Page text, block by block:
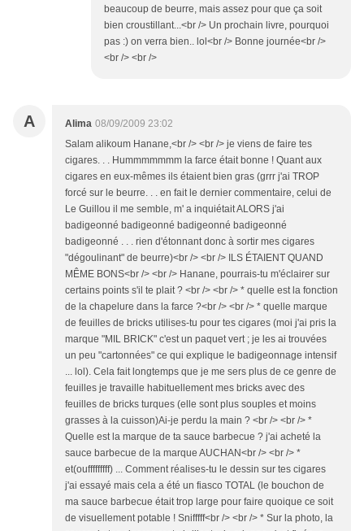
beaucoup de beurre, mais assez pour que ça soit
bien croustillant...<br /> Un prochain livre, pourquoi
pas :) on verra bien.. lol<br /> Bonne journée<br />
<br /> <br />
A Alima 08/09/2009 23:02
Salam alikoum Hanane,<br /> <br /> je viens de faire tes
cigares. . . Hummmmmmm la farce était bonne ! Quant aux
cigares en eux-mêmes ils étaient bien gras (grrr j'ai TROP
forcé sur le beurre. . . en fait le dernier commentaire, celui de
Le Guillou il me semble, m' a inquiétait ALORS j'ai
badigeonné badigeonné badigeonné badigeonné
badigeonné . . . rien d'étonnant donc à sortir mes cigares
"dégoulinant" de beurre)<br /> <br /> ILS ÉTAIENT QUAND
MÊME BONS<br /> <br /> Hanane, pourrais-tu m'éclairer sur
certains points s'il te plait ? <br /> <br /> * quelle est la fonction
de la chapelure dans la farce ?<br /> <br /> * quelle marque
de feuilles de bricks utilises-tu pour tes cigares (moi j'ai pris la
marque "MIL BRICK" c'est un paquet vert ; je les ai trouvées
un peu "cartonnées" ce qui explique le badigeonnage intensif
... lol). Cela fait longtemps que je me sers plus de ce genre de
feuilles je travaille habituellement mes bricks avec des
feuilles de bricks turques (elle sont plus souples et moins
grasses à la cuisson)Ai-je perdu la main ? <br /> <br /> *
Quelle est la marque de ta sauce barbecue ? j'ai acheté la
sauce barbecue de la marque AUCHAN<br /> <br /> *
et(oufffffffff) ... Comment réalises-tu le dessin sur tes cigares
j'ai essayé mais cela a été un fiasco TOTAL (le bouchon de
ma sauce barbecue était trop large pour faire quoique ce soit
de visuellement potable ! Snifffff<br /> <br /> * Sur la photo, la